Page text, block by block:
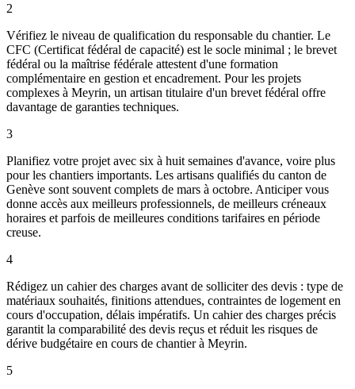
2
Vérifiez le niveau de qualification du responsable du chantier. Le
CFC (Certificat fédéral de capacité) est le socle minimal ; le brevet
fédéral ou la maîtrise fédérale attestent d'une formation
complémentaire en gestion et encadrement. Pour les projets
complexes à Meyrin, un artisan titulaire d'un brevet fédéral offre
davantage de garanties techniques.
3
Planifiez votre projet avec six à huit semaines d'avance, voire plus
pour les chantiers importants. Les artisans qualifiés du canton de
Genève sont souvent complets de mars à octobre. Anticiper vous
donne accès aux meilleurs professionnels, de meilleurs créneaux
horaires et parfois de meilleures conditions tarifaires en période
creuse.
4
Rédigez un cahier des charges avant de solliciter des devis : type de
matériaux souhaités, finitions attendues, contraintes de logement en
cours d'occupation, délais impératifs. Un cahier des charges précis
garantit la comparabilité des devis reçus et réduit les risques de
dérive budgétaire en cours de chantier à Meyrin.
5